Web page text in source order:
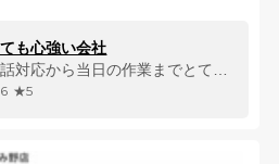
も心強い会社
問い合わせの電話対応から当日の作業までとてもスムーズだった。何より担当...
★5